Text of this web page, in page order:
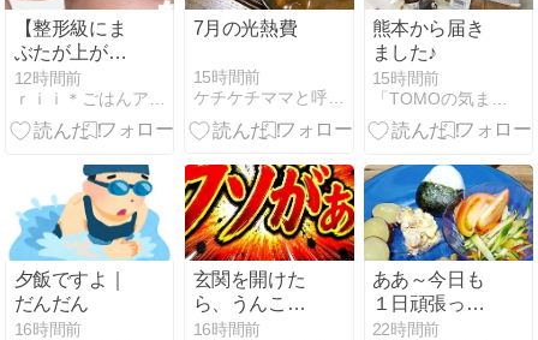
【整形級にま
ぶたが上がる
驚きのクリー
ム！】今なら
50%引きです
12時間前
7月の光熱費
15時間前
ケチケチママと呼ばれて
熊本から届き
ました♪
15時間前
夕飯ですよ｜
だんだん
16時間前
玄関を開けた
ら、うんこが
あった。団地
16時間前
ああ～今日も
１日頑張って
偉いな～私！
22時間前